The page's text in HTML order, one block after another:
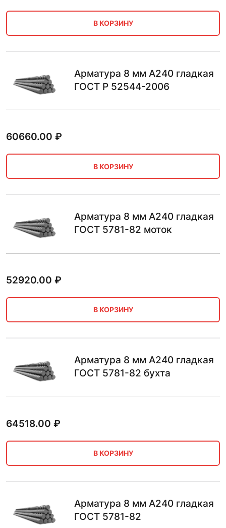
В КОРЗИНУ
Арматура 8 мм А240 гладкая
ГОСТ Р 52544-2006
60660.00 ₽
В КОРЗИНУ
Арматура 8 мм А240 гладкая
ГОСТ 5781-82 моток
52920.00 ₽
В КОРЗИНУ
Арматура 8 мм А240 гладкая
ГОСТ 5781-82 бухта
64518.00 ₽
В КОРЗИНУ
Арматура 8 мм А240 гладкая
ГОСТ 5781-82